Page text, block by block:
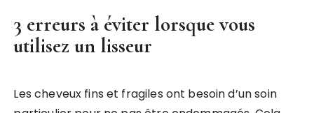
3 erreurs à éviter lorsque vous
utilisez un lisseur
Les cheveux fins et fragiles ont besoin d’un soin